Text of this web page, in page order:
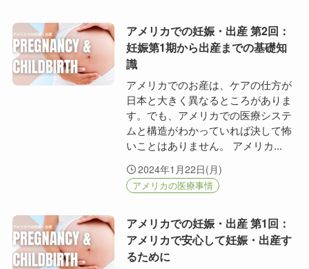
アメリカでの妊娠・出産 第2回：
妊娠第1期から出産までの基礎知
識
アメリカでのお産は、ケアの仕方が
日本と大きく異なるところがありま
す。でも、アメリカでの医療システ
ムと構造がわかっていれば決して怖
いことはありません。 アメリカ...
2024年1月22日(月)
アメリカの医療事情
アメリカでの妊娠・出産 第1回：
アメリカで安心して妊娠・出産す
るために